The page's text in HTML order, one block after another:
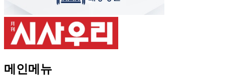
메인메뉴